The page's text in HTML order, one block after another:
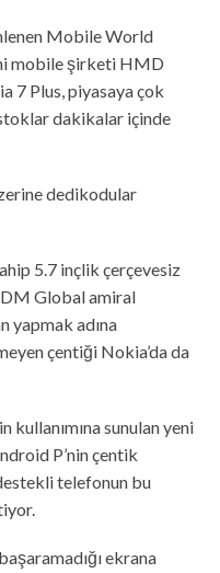
Mobile World
mobile şirketi HMD
7 Plus, piyasaya çok
stoklar dakikalar içinde
dedikodular
5.7 inçlik çerçevesiz
Global amiral
yapmak adına
çentiği Nokia’da da
sunulan yeni
P’nin çentik
telefonun bu
ekrana